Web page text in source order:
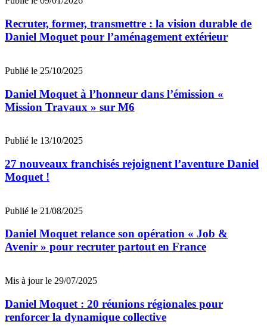
Recruter, former, transmettre : la vision durable de
Daniel Moquet pour l’aménagement extérieur
Publié le 25/10/2025
Daniel Moquet à l’honneur dans l’émission «
Mission Travaux » sur M6
Publié le 13/10/2025
27 nouveaux franchisés rejoignent l’aventure Daniel
Moquet !
Publié le 21/08/2025
Daniel Moquet relance son opération « Job &
Avenir » pour recruter partout en France
Mis à jour le 29/07/2025
Daniel Moquet : 20 réunions régionales pour
renforcer la dynamique collective